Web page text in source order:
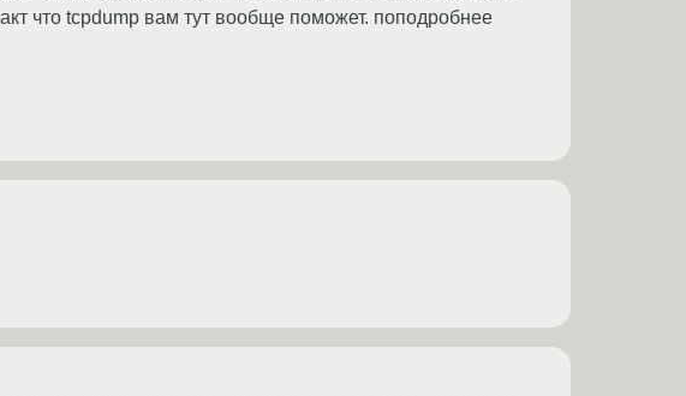
что tcpdump вам тут вообще поможет. поподробнее